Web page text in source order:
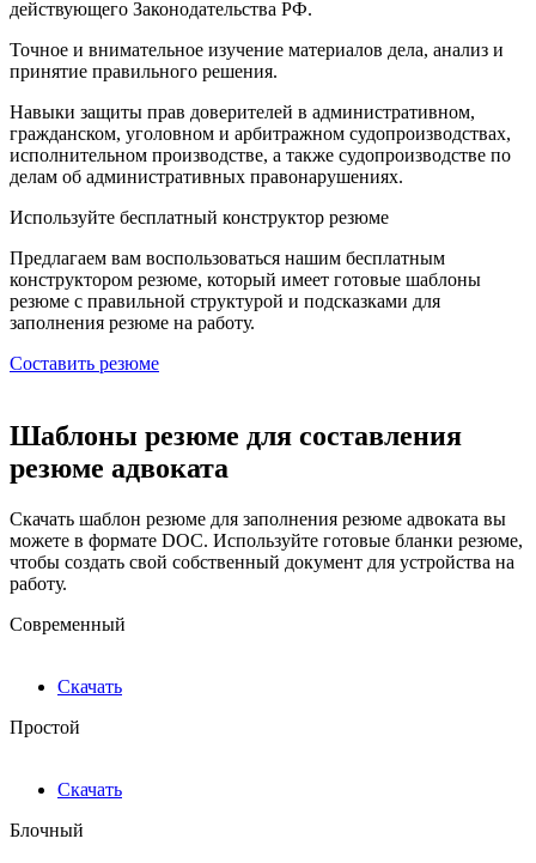
действующего Законодательства РФ.
Точное и внимательное изучение материалов дела, анализ и
принятие правильного решения.
Навыки защиты прав доверителей в административном,
гражданском, уголовном и арбитражном судопроизводствах,
исполнительном производстве, а также судопроизводстве по
делам об административных правонарушениях.
Используйте бесплатный конструктор резюме
Предлагаем вам воспользоваться нашим бесплатным
конструктором резюме, который имеет готовые шаблоны
резюме с правильной структурой и подсказками для
заполнения резюме на работу.
Составить резюме
Шаблоны резюме для составления
резюме адвоката
Скачать шаблон резюме для заполнения резюме адвоката вы
можете в формате DOC. Используйте готовые бланки резюме,
чтобы создать свой собственный документ для устройства на
работу.
Современный
Скачать
Простой
Скачать
Блочный